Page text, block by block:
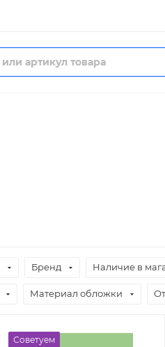
Бренд Наличие в
Материал обложки
Советуем